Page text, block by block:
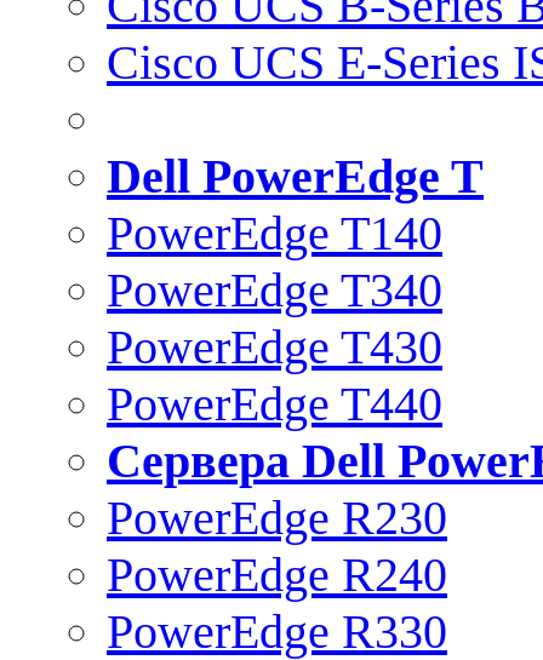
Cisco UCS E-Series
Dell PowerEdge T
PowerEdge T140
PowerEdge T340
PowerEdge T430
PowerEdge T440
Сервера Dell
PowerEdge R230
PowerEdge R240
PowerEdge R330